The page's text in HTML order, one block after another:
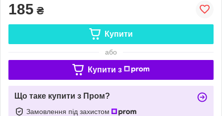
185 ₴
Купити
або
Купити з
Що таке купити з Пром?
Замовлення під захистом